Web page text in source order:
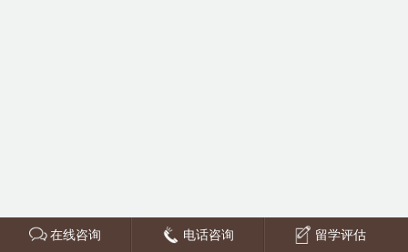
在线咨询 电话咨询 留学评估